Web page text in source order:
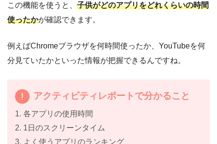
この機能を使うと、 子供がどのアプリをどれくらいの時間
使ったかが確認できます。
例えばChromeブラウザを何時間使ったか、YouTubeを何
分見ていたかといった情報が把握できるんですね。
アクティビティレポートで分かること
1. 各アプリの使用時間
2. 1日のスクリーンタイム
3. よく使うアプリのランキング